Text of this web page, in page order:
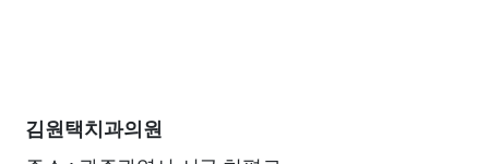
김원택치과의원